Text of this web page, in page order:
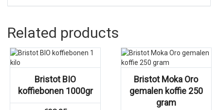
Related products
Bristot BIO
koffiebonen 1000gr
Bristot Moka Oro
gemalen koffie 250
gram